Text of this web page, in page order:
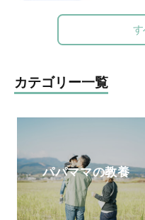
られて
の大切
し、管理
どもの
店）、
けに『保
み相談室
は、「
対談『
び」に
ごの木
す
カテゴリー一覧
パパママの教養